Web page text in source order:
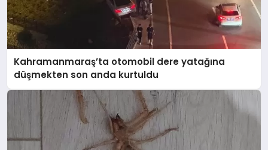
Kahramanmaraş’ta otomobil dere yatağına
düşmekten son anda kurtuldu